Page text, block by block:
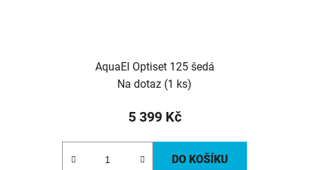
AquaEl Optiset 125 šedá
Na dotaz (1 ks)
5 399 Kč
DO KOŠÍKU